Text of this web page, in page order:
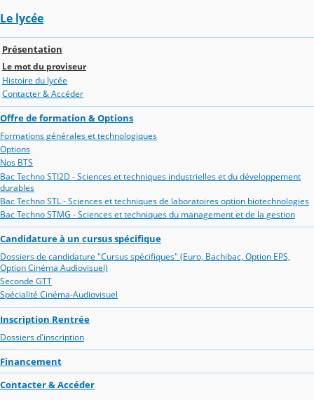
Le lycée
Présentation
Le mot du proviseur
Histoire du lycée
Contacter & Accéder
Offre de formation & Options
Formations générales et technologiques
Options
Nos BTS
Bac Techno STI2D - Sciences et techniques industrielles et du développement
durables
Bac Techno STL - Sciences et techniques de laboratoires option biotechnologies
Bac Techno STMG - Sciences et techniques du management et de la gestion
Candidature à un cursus spécifique
Dossiers de candidature "Cursus spécifiques" (Euro, Bachibac, Option EPS,
Option Cinéma Audiovisuel)
Seconde GTT
Spécialité Cinéma-Audiovisuel
Inscription Rentrée
Dossiers d'inscription
Financement
Contacter & Accéder